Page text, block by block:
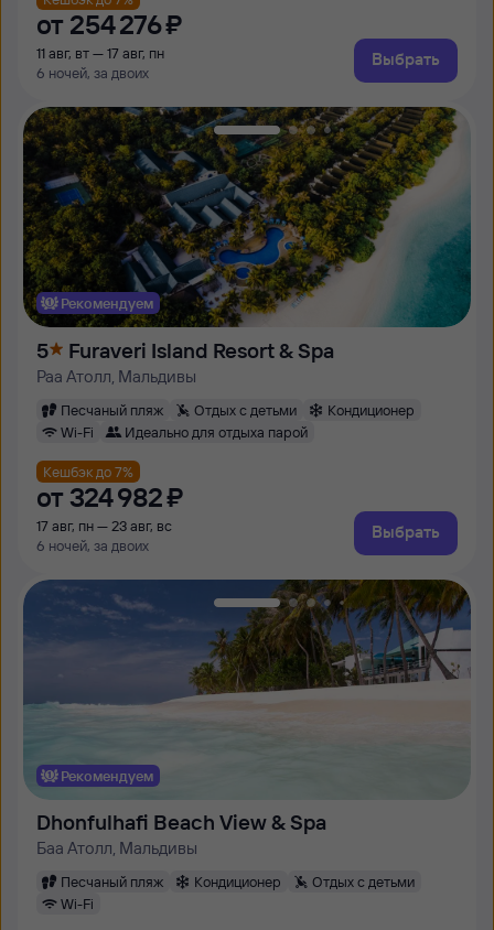
от 254 ⁠276 ⁠₽
11 авг, вт — 17 авг, пн
6 ночей, за двоих
Выбрать
Рекомендуем
5 Furaveri Island Resort & Spa
Раа Атолл, Мальдивы
Песчаный пляж Отдых с детьми
Кондиционер
Wi-Fi
Идеально для отдыха парой
Кешбэк до 7%
от 324 ⁠982 ⁠₽
17 авг, пн — 23 авг, вс
6 ночей, за двоих
Выбрать
Рекомендуем
Dhonfulhafi Beach View & Spa
Баа Атолл, Мальдивы
Песчаный пляж Кондиционер
Отдых с детьми
Wi-Fi